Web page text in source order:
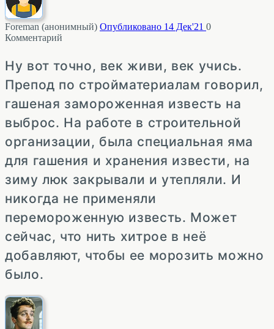
Foreman (анонимный) Опубликовано 14 Дек'21 0
Комментарий
Ну вот точно, век живи, век учись.
Препод по стройматериалам говорил,
гашеная замороженная известь на
выброс. На работе в строительной
организации, была специальная яма
для гашения и хранения извести, на
зиму люк закрывали и утепляли. И
никогда не применяли
перемороженную известь. Может
сейчас, что нить хитрое в неё
добавляют, чтобы ее морозить можно
было.